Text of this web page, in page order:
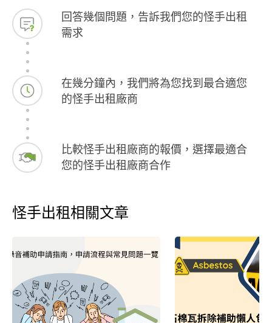
回答幾個問題，告訴我們您的怪手出租
需求
在幾分鐘內，我們將為您找到最合適您
的怪手出租廠商
比較怪手出租廠商的報價，選擇最適合
您的怪手出租廠商合作
怪手出租相關文章